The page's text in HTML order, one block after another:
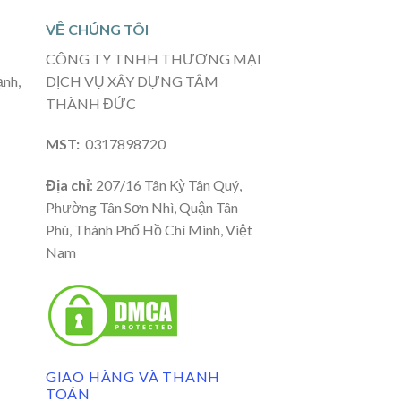
VỀ CHÚNG TÔI
CÔNG TY TNHH THƯƠNG MẠI
DỊCH VỤ XÂY DỰNG TÂM
THÀNH ĐỨC
MST: 0317898720
Địa chỉ: 207/16 Tân Kỳ Tân Quý,
Phường Tân Sơn Nhì, Quận Tân
Phú, Thành Phố Hồ Chí Minh, Việt
Nam
GIAO HÀNG VÀ THANH
TOÁN